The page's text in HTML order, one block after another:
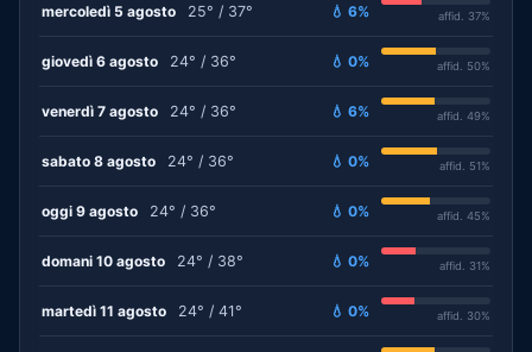
mercoledì 5 agosto 25° / 37° 💧 6% affid. 37%
giovedì 6 agosto 24° / 36° 💧 0% affid. 50%
venerdì 7 agosto 24° / 36° 💧 6% affid. 49%
sabato 8 agosto 24° / 36° 💧 0% affid. 51%
oggi 9 agosto 24° / 36° 💧 0% affid. 45%
domani 10 agosto 24° / 38° 💧 0% affid. 31%
martedì 11 agosto 24° / 41° 💧 0% affid. 30%